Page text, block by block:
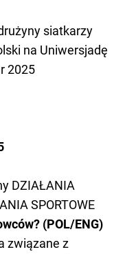
siatkarzy
na Uniwersjadę
2025
DZIAŁANIA
SPORTOWE
(POL/ENG)
związane z